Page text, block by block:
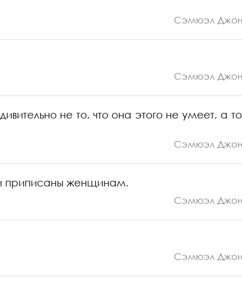
Сэмюэл
Сэмюэл
не то, что она этого не умеет, а
Сэмюэл
приписаны женщинам.
Сэмюэл
Сэмюэл